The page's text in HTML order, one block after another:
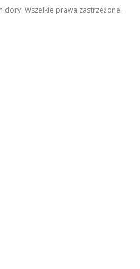
Wszelkie prawa zastrzeżone.